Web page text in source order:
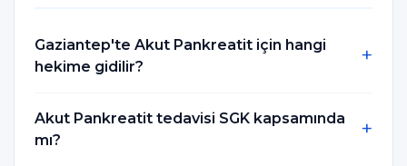
Gaziantep'te Akut Pankreatit için hangi
hekime gidilir?
Akut Pankreatit tedavisi SGK kapsamında
mı?